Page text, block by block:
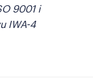
9001 i
IWA-4